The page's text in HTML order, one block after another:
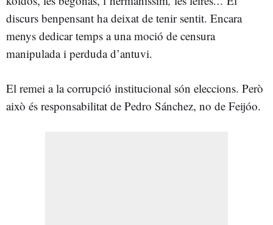
discurs benpensant ha deixat de tenir sentit. Encara
menys dedicar temps a una moció de censura
manipulada i perduda d’antuvi.
El remei a la corrupció institucional són eleccions. Però
això és responsabilitat de Pedro Sánchez, no de Feijóo.